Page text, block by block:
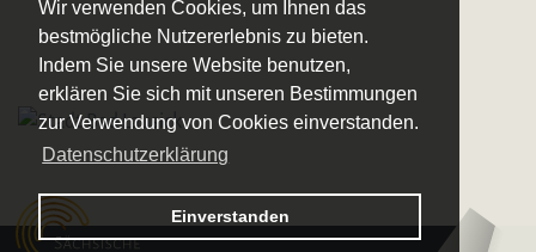
Wir verwenden Cookies, um Ihnen das
bestmögliche Nutzererlebnis zu bieten.
Indem Sie unsere Website benutzen,
erklären Sie sich mit unseren Bestimmungen
zur Verwendung von Cookies einverstanden.
Datenschutzerklärung
Einverstanden
Logo – Sächsische Bläserphilharmonie
Logo – Deutsche